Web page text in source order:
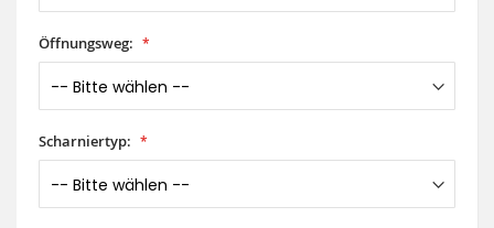
Öffnungsweg:
Scharniertyp: